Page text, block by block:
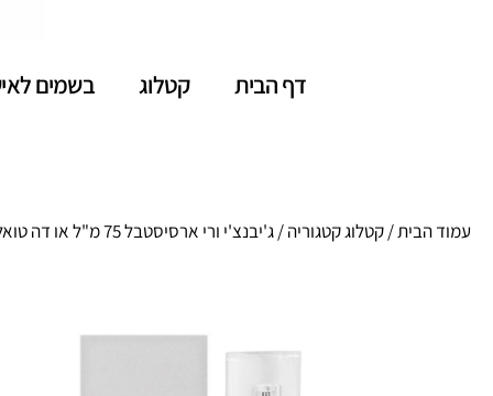
דף הבית קטלוג בשמים
עמוד הבית/קטלוג קטגוריה/ ג'יבנצ'י ורי ארסיסטבל 75 מ"ל או דה טואלט לאישה